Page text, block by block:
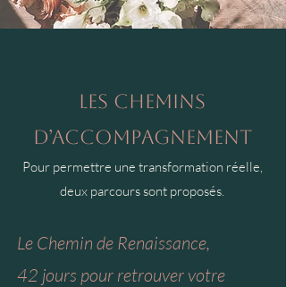
Les chemins
d’accompagnement
Pour permettre une transformation réelle,
deux parcours sont proposés.
Le Chemin de Renaissance,
42 jours pour retrouver votre